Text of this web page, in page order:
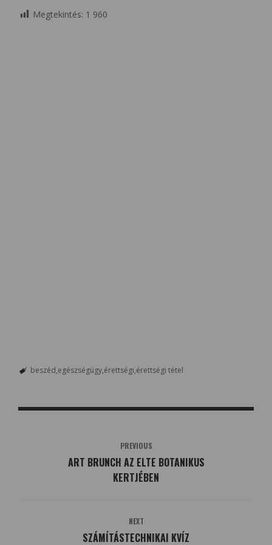
Megtekintés: 1 960
beszéd egészségügy érettségi érettségi tétel
PREVIOUS
ART BRUNCH AZ ELTE BOTANIKUS
KERTJÉBEN
NEXT
SZÁMÍTÁSTECHNIKAI KVÍZ